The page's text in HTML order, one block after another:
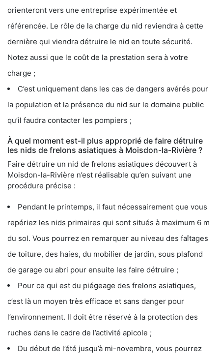
orienteront vers une entreprise expérimentée et
référencée. Le rôle de la charge du nid reviendra à cette
dernière qui viendra détruire le nid en toute sécurité.
Notez aussi que le coût de la prestation sera à votre
charge ;
C’est uniquement dans les cas de dangers avérés pour
la population et la présence du nid sur le domaine public
qu’il faudra contacter les pompiers ;
À quel moment est-il plus approprié de faire détruire
les nids de frelons asiatiques à Moisdon-la-Rivière ?
Faire détruire un nid de frelons asiatiques découvert à
Moisdon-la-Rivière n’est réalisable qu’en suivant une
procédure précise :
Pendant le printemps, il faut nécessairement que vous
repériez les nids primaires qui sont situés à maximum 6 m
du sol. Vous pourrez en remarquer au niveau des faîtages
de toiture, des haies, du mobilier de jardin, sous plafond
de garage ou abri pour ensuite les faire détruire ;
Pour ce qui est du piégeage des frelons asiatiques,
c’est là un moyen très efficace et sans danger pour
l’environnement. Il doit être réservé à la protection des
ruches dans le cadre de l’activité apicole ;
Du début de l’été jusqu’à mi-novembre, vous pourrez